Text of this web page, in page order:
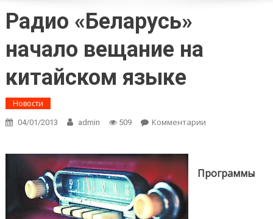
Радио «Беларусь»
начало вещание на
китайском языке
Новости
04/01/2013 admin 509 Комментарии
китайском
Программы